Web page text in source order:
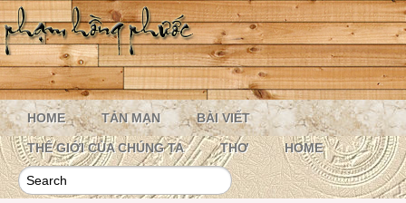
HOME TẢN MẠN BÀI VIẾT
THẾ GIỚI CỦA CHÚNG TA THƠ HOME